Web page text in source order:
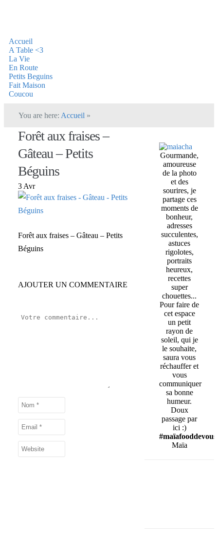
Accueil
A Table <3
La Vie
En Route
Petits Beguins
Fait Maison
Coucou
You are here: Accueil »
Forêt aux fraises –
Gâteau – Petits
Béguins
3 Avr
Forêt aux fraises – Gâteau – Petits
Béguins
AJOUTER UN COMMENTAIRE
Gourmande,
amoureuse
de la photo
et des
sourires, je
partage ces
moments de
bonheur,
adresses
succulentes,
astuces
rigolotes,
portraits
heureux,
recettes
super
chouettes...
Pour faire de
cet espace
un petit
rayon de
soleil, qui je
le souhaite,
saura vous
réchauffer et
vous
communiquer
sa bonne
humeur.
Doux
passage par
ici :)
#maïafooddevous
Maïa